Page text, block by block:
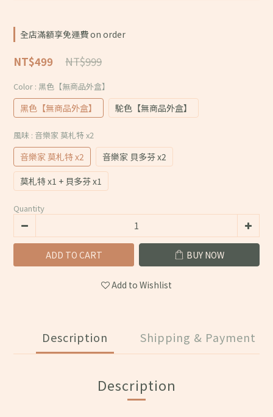
全店滿額享免運費 on order
NT$999
NT$499
Color : 黑色【無商品外盒】
黑色【無商品外盒】 駝色【無商品外盒】
風味 : 音樂家 莫札特 x2
音樂家 莫札特 x2
音樂家 貝多芬 x2
莫札特 x1 + 貝多芬 x1
Quantity
ADD TO CART BUY NOW
Add to Wishlist
Description Shipping & Payment
Description